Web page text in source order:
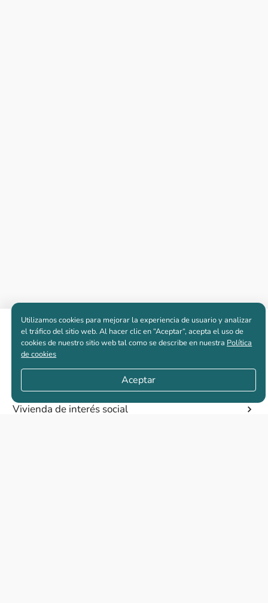
Apartamentos nuevos
Casas nuevas en venta
Vivienda de interés social
Utilizamos cookies para mejorar la experiencia de usuario y analizar
el tráfico del sitio web. Al hacer clic en “Aceptar“, acepta el uso de
cookies de nuestro sitio web tal como se describe en nuestra Política
de cookies
Aceptar